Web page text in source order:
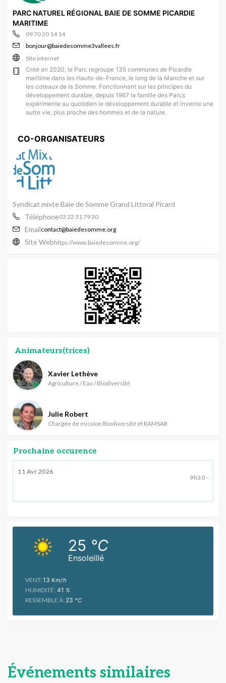
PARC NATUREL RÉGIONAL BAIE DE SOMME PICARDIE
MARITIME
09 70 20 14 14
bonjour@baiedesomme3vallees.fr
Site internet
Créé en 2020, le Parc regroupe 135 communes de Picardie
maritime dans les Hauts-de-France, le long de la Manche et sur
les coteaux de la Somme. Fonctionnant sur les principes du
développement durable, depuis 1967 la famille des Parcs
expérimente au quotidien le développement durable et invente une
autre vie, plus proche des hommes et de la nature.
CO-ORGANISATEURS
Syndicat mixte Baie de Somme Grand Littoral Picard
Téléphone03 22 31 79 30
Emailcontact@baiedesomme.org
Site Webhttps://www.baiedesomme.org/
Animateurs(trices)
Xavier Lethève
Agriculture / Eau / Biodiversité
Julie Robert
Chargée de mission Biodiversité et RAMSAR
Prochaine occurence
11 Avr 2026
9h30 -
Ensoleillé
25 °C
VENT: 13 Km/h
HUMIDITÉ: 41 %
RESSEMBLE À: 23 °C
Événements similaires